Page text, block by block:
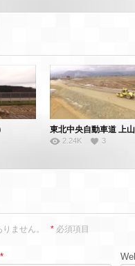
2.24K 3
りません。 * 必須項目
*